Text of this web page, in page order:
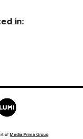
in:
ofMedia Prima Group